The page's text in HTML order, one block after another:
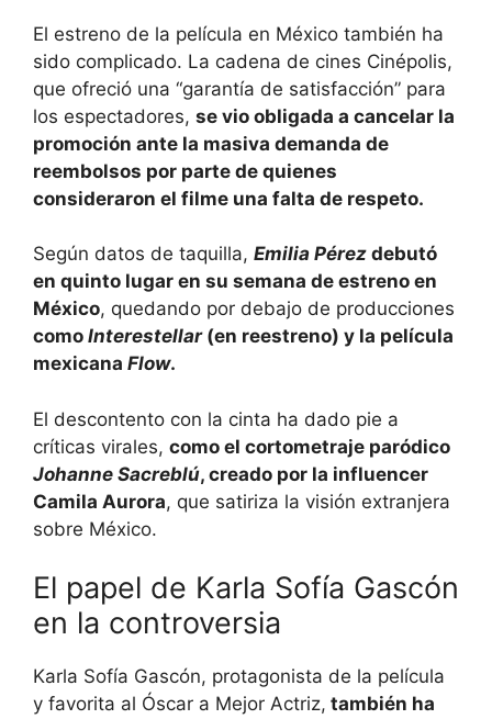
El estreno de la película en México también ha
sido complicado. La cadena de cines Cinépolis,
que ofreció una “garantía de satisfacción” para
los espectadores, se vio obligada a cancelar la
promoción ante la masiva demanda de
reembolsos por parte de quienes
consideraron el filme una falta de respeto.
Según datos de taquilla, Emilia Pérez debutó
en quinto lugar en su semana de estreno en
México, quedando por debajo de producciones
como Interestellar(en reestreno) y la película
mexicana Flow.
El descontento con la cinta ha dado pie a
críticas virales, como el cortometraje paródico
Johanne Sacreblú, creado por la influencer
Camila Aurora, que satiriza la visión extranjera
sobre México.
El papel de Karla Sofía Gascón
en la controversia
Karla Sofía Gascón, protagonista de la película
y favorita al Óscar a Mejor Actriz, también ha